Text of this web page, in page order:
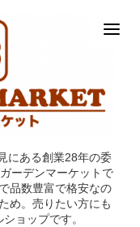
にある創業28年の委
ーデンマーケットで
品数豊富で格安なの
め。売りたい方にも
ョップです。